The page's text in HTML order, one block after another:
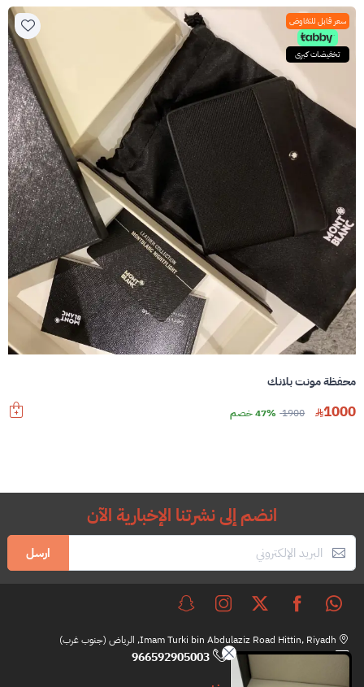
سعر قابل للتفاوض
تخفيضات كبرى
محفظة مونت بلانك
1000
1900 47% خصم
انضم إلى نشرتنا الإخبارية الآن
ارسل
Imam Turki bin Abdulaziz Road Hittin, Riyadh, الرياض (جنوب غرب)
hi@brandfull.com
966592905003